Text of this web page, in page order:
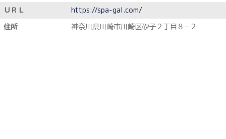
ＵＲＬ
https://spa-gal.com/
住所
神奈川県川崎市川崎区砂子２丁目８−２